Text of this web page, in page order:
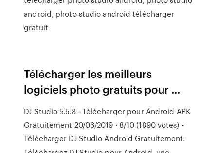
android, photo studio android télécharger
gratuit
Télécharger les meilleurs
logiciels photo gratuits pour ...
DJ Studio 5.5.8 - Télécharger pour Android APK
Gratuitement 20/06/2019 · 8/10 (1890 votes) -
Télécharger DJ Studio Android Gratuitement.